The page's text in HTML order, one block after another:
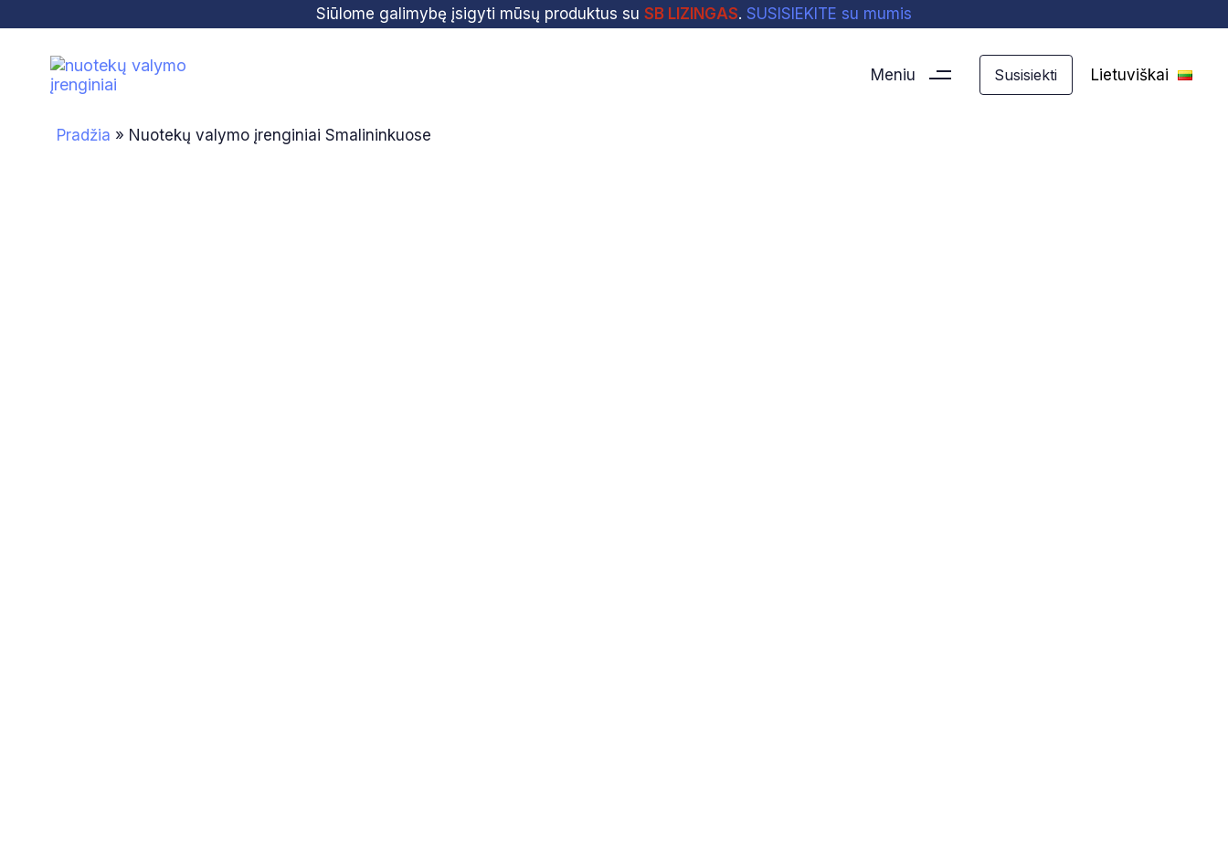
primary
navigation
Skip
Siūlome galimybę įsigyti mūsų produktus su SB LIZINGAS. SUSISIEKITE su mumis
Meniu Susisiekti Lietuviškai
Pradžia » Nuotekų valymo įrenginiai Smalininkuose